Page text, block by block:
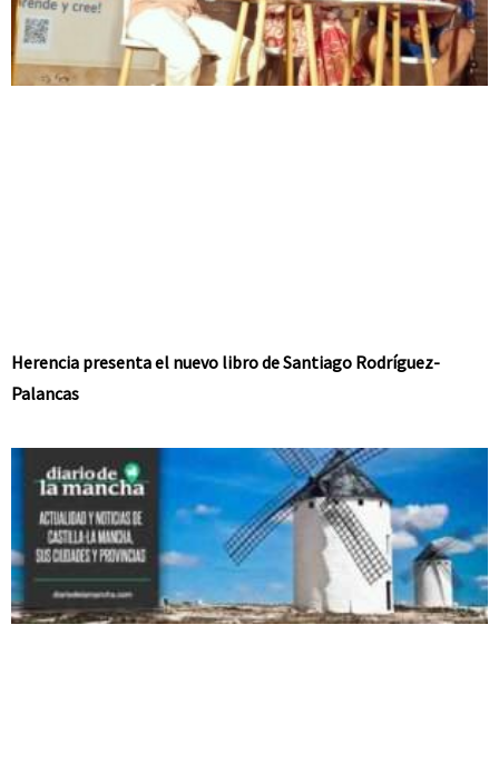
Herencia presenta el nuevo libro de Santiago Rodríguez-
Palancas